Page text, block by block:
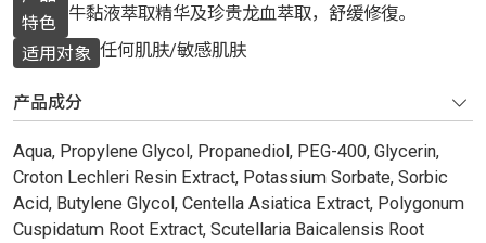
特色
牛黏液萃取精华及珍贵龙血萃取，舒缓修復。
适用对象 任何肌肤/敏感肌肤
产品成分
Aqua, Propylene Glycol, Propanediol, PEG-400, Glycerin,
Croton Lechleri Resin Extract, Potassium Sorbate, Sorbic
Acid, Butylene Glycol, Centella Asiatica Extract, Polygonum
Cuspidatum Root Extract, Scutellaria Baicalensis Root